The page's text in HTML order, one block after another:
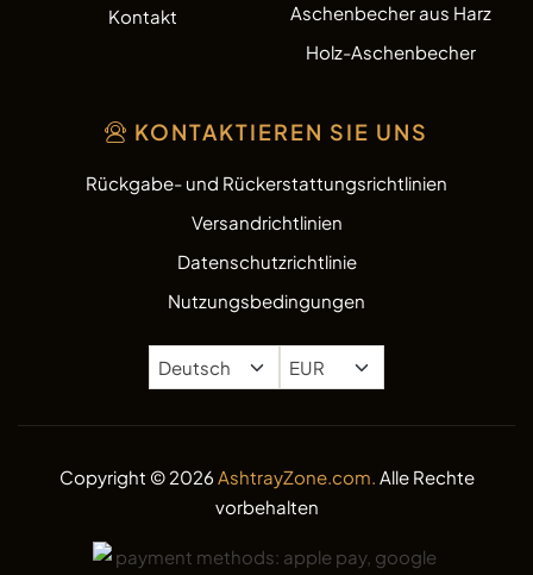
Kontakt
Aschenbecher aus Harz
Holz-Aschenbecher
KONTAKTIEREN SIE UNS
Rückgabe- und Rückerstattungsrichtlinien
Versandrichtlinien
Datenschutzrichtlinie
Nutzungsbedingungen
Copyright © 2026 AshtrayZone.com. Alle Rechte
vorbehalten